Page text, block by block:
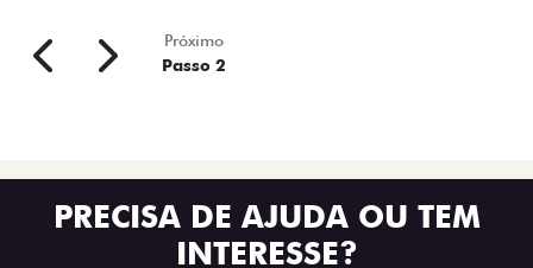
Próximo
Passo 2
PRECISA DE AJUDA OU TEM
INTERESSE?